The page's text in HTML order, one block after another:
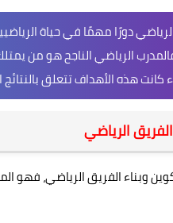
دورًا مهمًا في حياة
الرياضي الناجح هو من يمتلك
هذه الأهداف تتعلق بالنتائج
الرياضي
وبناء الفريق الرياضي، فهو